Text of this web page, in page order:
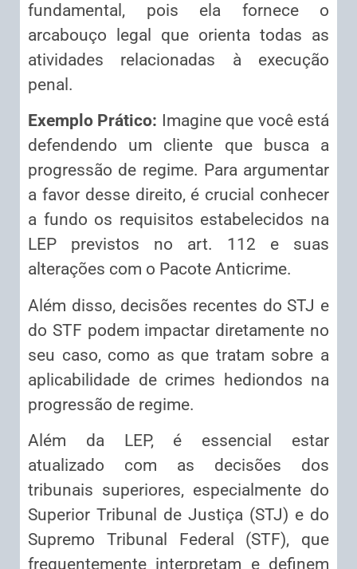
fundamental, pois ela fornece o
arcabouço legal que orienta todas as
atividades relacionadas à execução
penal.
Exemplo Prático: Imagine que você está
defendendo um cliente que busca a
progressão de regime. Para argumentar
a favor desse direito, é crucial conhecer
a fundo os requisitos estabelecidos na
LEP previstos no art. 112 e suas
alterações com o Pacote Anticrime.
Além disso, decisões recentes do STJ e
do STF podem impactar diretamente no
seu caso, como as que tratam sobre a
aplicabilidade de crimes hediondos na
progressão de regime.
Além da LEP, é essencial estar
atualizado com as decisões dos
tribunais superiores, especialmente do
Superior Tribunal de Justiça (STJ) e do
Supremo Tribunal Federal (STF), que
frequentemente interpretam e definem